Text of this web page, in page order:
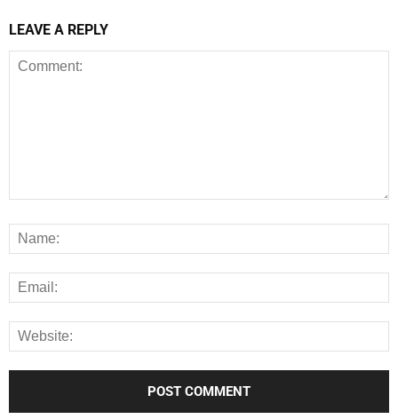
LEAVE A REPLY